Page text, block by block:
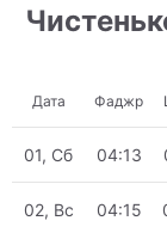
Дата Фаджр
01, Сб 04:13
02, Вс 04:15